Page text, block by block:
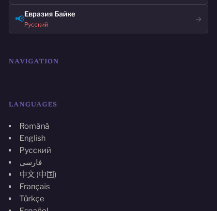
📢Евразия Байке
Русский
→
NAVIGATION
LANGUAGES
Română
English
Русский
فارسی
中文 (中国)
Français
Türkçe